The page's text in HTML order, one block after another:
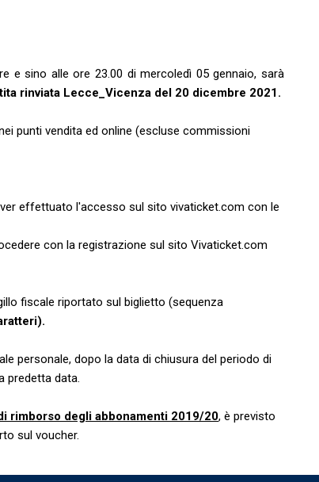
e sino alle ore 23.00 di mercoledì 05 gennaio, sarà
rinviata Lecce_Vicenza del 20 dicembre 2021.
punti vendita ed online (escluse commissioni
effettuato l'accesso sul sito vivaticket.com con le
con la registrazione sul sito Vivaticket.com
fiscale riportato sul biglietto (sequenza
personale, dopo la data di chiusura del periodo di
predetta data.
rimborso degli abbonamenti 2019/20, è previsto
sul voucher.